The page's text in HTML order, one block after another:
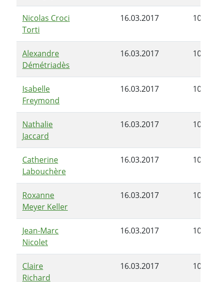
Nicolas Croci
Torti
16.03.2017
Alexandre
Démétriadès
16.03.2017
Isabelle
Freymond
16.03.2017
Nathalie
Jaccard
16.03.2017
Catherine
Labouchère
16.03.2017
Roxanne
Meyer Keller
16.03.2017
Jean-Marc
Nicolet
16.03.2017
Claire
Richard
16.03.2017